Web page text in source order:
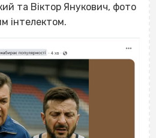
та Віктор Янукович, фото
інтелектом.